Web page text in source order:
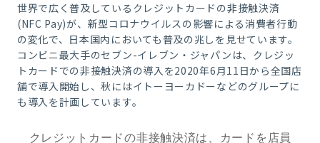
世界で広く普及しているクレジットカードの非接触決済
(NFC Pay)が、新型コロナウイルスの影響による消費者行動
の変化で、日本国内においても普及の兆しを見せています。
コンビニ最大手のセブン-イレブン・ジャパンは、クレジッ
トカードでの非接触決済の導入を2020年6月11日から全国店
舗で導入開始し、秋にはイトーヨーカドーなどのグループに
も導入を計画しています。
クレジットカードの非接触決済は、カードを店員